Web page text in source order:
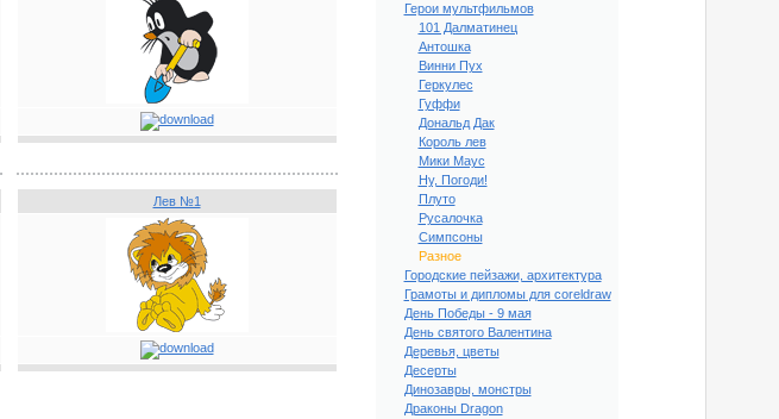
Лев №1
Герои мультфильмов
101 Далматинец
Антошка
Винни Пух
Геркулес
Гуффи
Дональд Дак
Король лев
Мики Маус
Ну, Погоди!
Плуто
Русалочка
Симпсоны
Разное
Городские пейзажи, архитектура
Грамоты и дипломы для coreldraw
День Победы - 9 мая
День святого Валентина
Деревья, цветы
Десерты
Динозавры, монстры
Драконы Dragon